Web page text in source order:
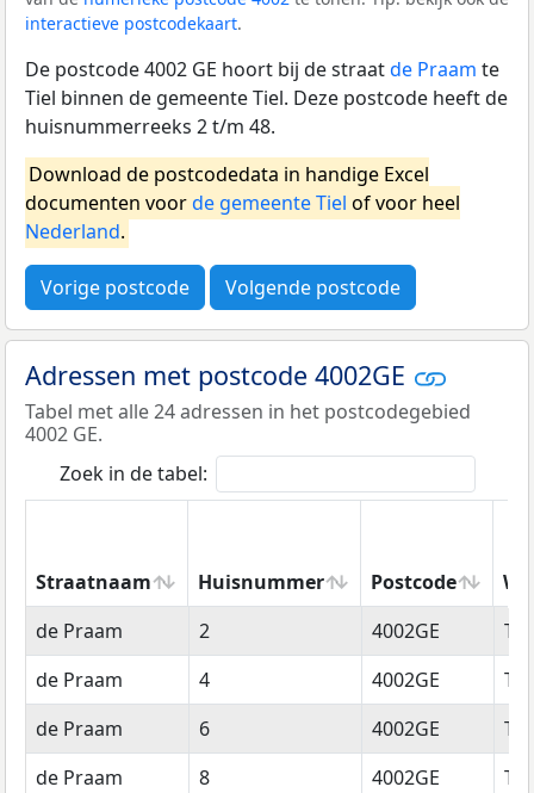
interactieve postcodekaart.
De postcode 4002 GE hoort bij de straatde Praam te
Tiel binnen de gemeente Tiel. Deze postcode heeft de
huisnummerreeks 2 t/m 48.
Download de postcodedata in handige Excel
documenten voorde gemeente Tiel of voor heel
Nederland.
Vorige postcode Volgende postcode
Adressen met postcode 4002GE
Tabel met alle 24 adressen in het postcodegebied
4002 GE.
Zoek in de tabel:
Straatnaam Huisnummer Postcode
Straatnaam
Huisnummer Postcode
de Praam 2 4002GE
Tiel
de Praam
4 4002GE
Tiel
de Praam
6 4002GE
Tiel
de Praam
8 4002GE
Tiel